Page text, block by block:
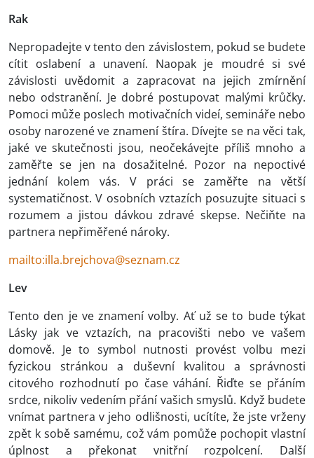
Rak
Nepropadejte v tento den závislostem, pokud se budete
cítit oslabení a unavení. Naopak je moudré si své
závislosti uvědomit a zapracovat na jejich zmírnění
nebo odstranění. Je dobré postupovat malými krůčky.
Pomoci může poslech motivačních videí, semináře nebo
osoby narozené ve znamení štíra. Dívejte se na věci tak,
jaké ve skutečnosti jsou, neočekávejte příliš mnoho a
zaměřte se jen na dosažitelné. Pozor na nepoctivé
jednání kolem vás. V práci se zaměřte na větší
systematičnost. V osobních vztazích posuzujte situaci s
rozumem a jistou dávkou zdravé skepse. Nečiňte na
partnera nepřiměřené nároky.
mailto:illa.brejchova@seznam.cz
Lev
Tento den je ve znamení volby. Ať už se to bude týkat
Lásky jak ve vztazích, na pracovišti nebo ve vašem
domově. Je to symbol nutnosti provést volbu mezi
fyzickou stránkou a duševní kvalitou a správnosti
citového rozhodnutí po čase váhání. Řiďte se přáním
srdce, nikoliv vedením přání vašich smyslů. Když budete
vnímat partnera v jeho odlišnosti, ucítíte, že jste vrženy
zpět k sobě samému, což vám pomůže pochopit vlastní
úplnost a překonat vnitřní rozpolcení. Další